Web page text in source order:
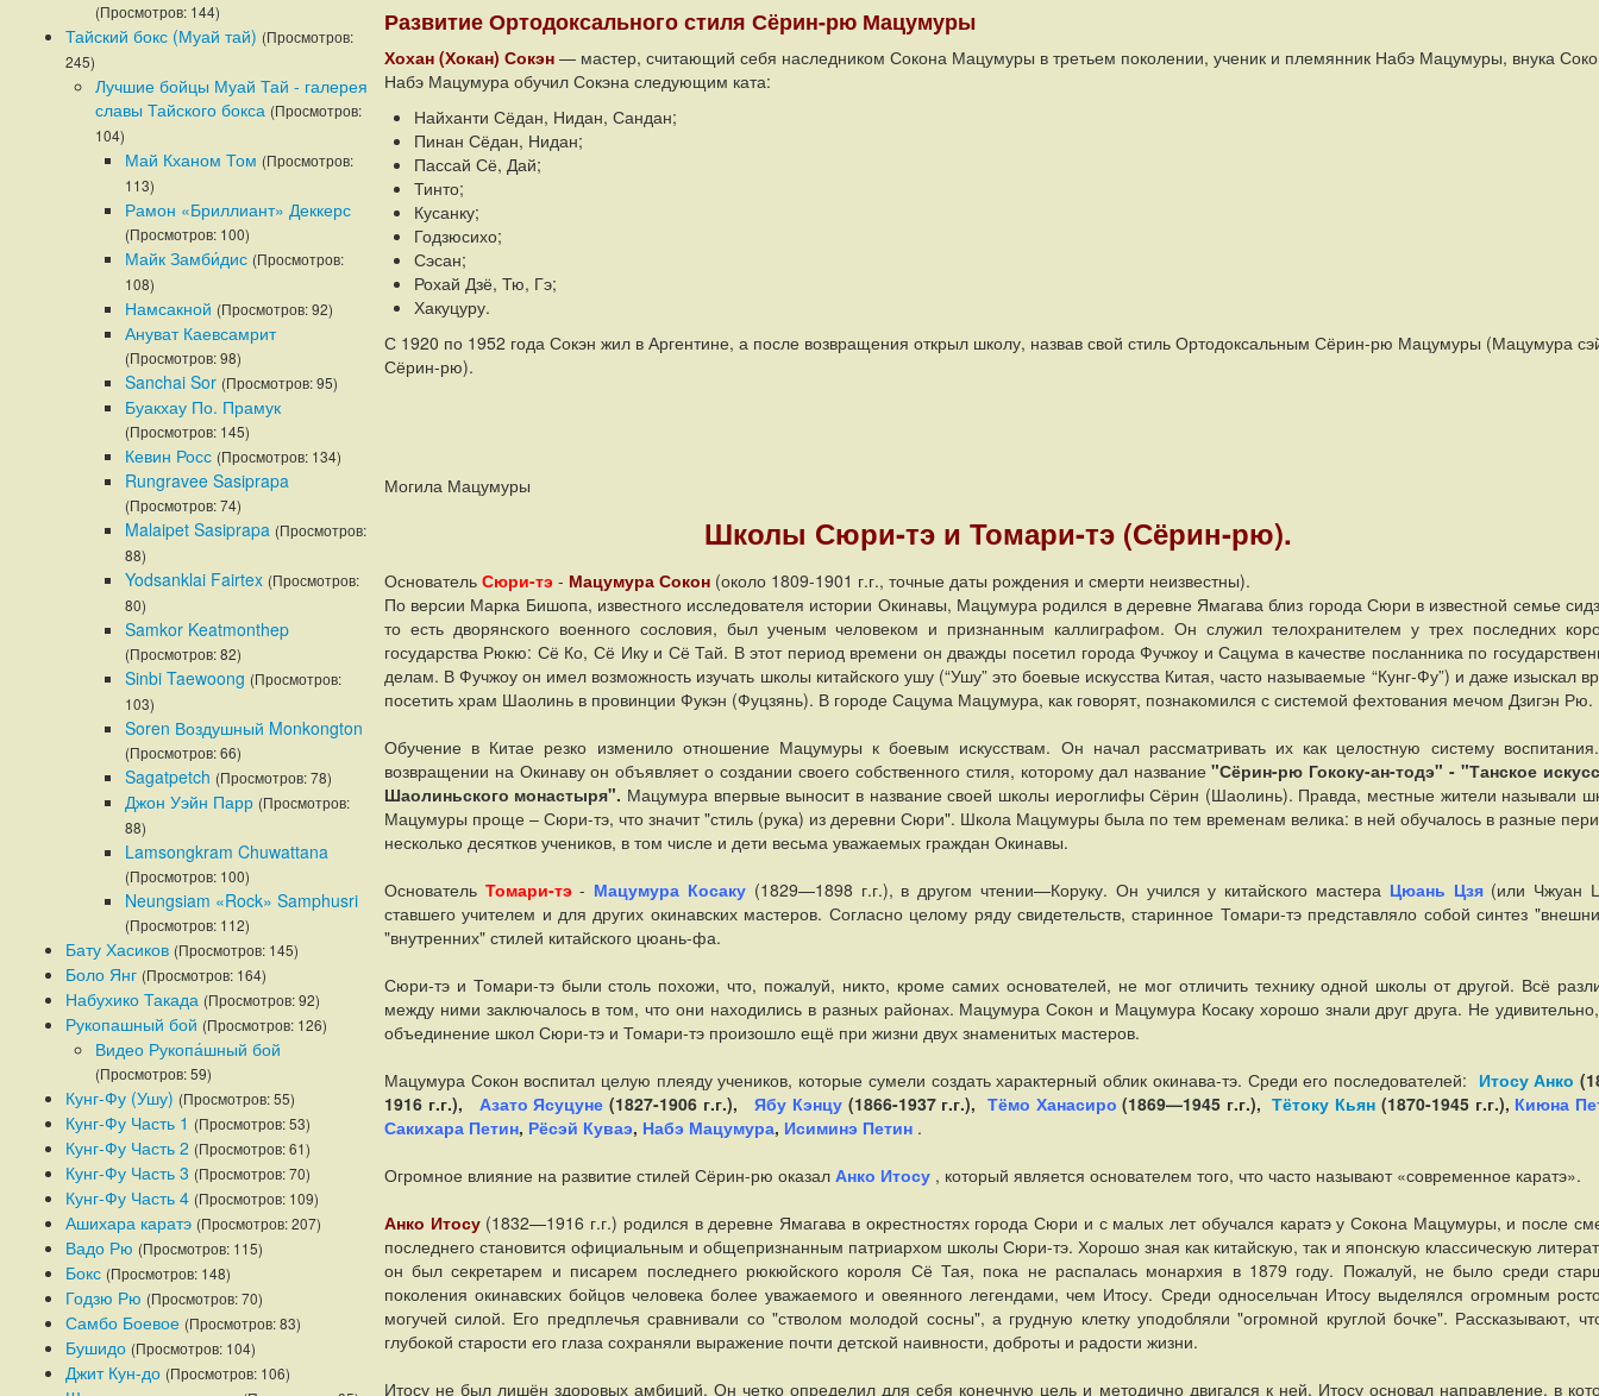
(Просмотров: 144)
Тайский бокс (Муай тай) (Просмотров:
245)
Лучшие бойцы Муай Тай - галерея
славы Тайского бокса (Просмотров:
104)
Май Кханом Том (Просмотров:
113)
Рамон «Бриллиант» Деккерс
(Просмотров: 100)
Майк Замби́дис (Просмотров:
108)
Намсакной (Просмотров: 92)
Ануват Каевсамрит
(Просмотров: 98)
Sanchai Sor (Просмотров: 95)
Буакхау По. Прамук
(Просмотров: 145)
Кевин Росс (Просмотров: 134)
Rungravee Sasiprapa
(Просмотров: 74)
Malaipet Sasiprapa (Просмотров:
88)
Yodsanklai Fairtex (Просмотров:
80)
Samkor Keatmonthep
(Просмотров: 82)
Sinbi Taewoong (Просмотров:
103)
Soren Воздушный Monkongton
(Просмотров: 66)
Sagatpetch (Просмотров: 78)
Джон Уэйн Парр (Просмотров:
88)
Lamsongkram Chuwattana
(Просмотров: 100)
Neungsiam «Rock» Samphusri
(Просмотров: 112)
Бату Хасиков (Просмотров: 145)
Боло Янг (Просмотров: 164)
Набухико Такада (Просмотров: 92)
Рукопашный бой (Просмотров: 126)
Видео Рукопа́шный бой
(Просмотров: 59)
Кунг-Фу (Ушу) (Просмотров: 55)
Кунг-Фу Часть 1 (Просмотров: 53)
Кунг-Фу Часть 2 (Просмотров: 61)
Кунг-Фу Часть 3 (Просмотров: 70)
Кунг-Фу Часть 4 (Просмотров: 109)
Ашихара каратэ (Просмотров: 207)
Вадо Рю (Просмотров: 115)
Бокс (Просмотров: 148)
Годзю Рю (Просмотров: 70)
Самбо Боевое (Просмотров: 83)
Бушидо (Просмотров: 104)
Джит Кун-до (Просмотров: 106)
Развитие Ортодоксального стиля Сёрин-рю Мацумуры
Хохан (Хокан) Сокэн— мастер, считающий себя наследником Сокона Мацумуры в третьем поколении, ученик и племянник Набэ Мацумуры, внука
Набэ Мацумура обучил Сокэна следующим ката:
Найханти Сёдан, Нидан, Сандан;
Пинан Сёдан, Нидан;
Пассай Сё, Дай;
Тинто;
Кусанку;
Годзюсихо;
Сэсан;
Рохай Дзё, Тю, Гэ;
Хакуцуру.
С 1920 по 1952 года Сокэн жил в Аргентине, а после возвращения открыл школу, назвав свой стиль Ортодоксальным Сёрин-рю Мацумуры (Мацумура
Сёрин-рю).
Могила Мацумуры
Школы Сюри-тэ и Томари-тэ (Сёрин-рю).
Основатель Сюри-тэ - Мацумура Сокон(около 1809-1901 г.г., точные даты рождения и смерти неизвестны).
По версии Марка Бишопа, известного исследователя истории Окинавы, Мацумура родился в деревне Ямагава близ города Сюри в известной семье
то есть дворянского военного сословия, был ученым человеком и признанным каллиграфом. Он служил телохранителем у трех последних
государства Рюкю: Сё Ко, Сё Ику и Сё Тай. В этот период времени он дважды посетил города Фучжоу и Сацума в качестве посланника по
делам. В Фучжоу он имел возможность изучать школы китайского ушу (“Ушу” это боевые искусства Китая, часто называемые “Кунг-Фу”) и даже изыскал
посетить храм Шаолинь в провинции Фукэн (Фуцзянь). В городе Сацума Мацумура, как говорят, познакомился с системой фехтования мечом Дзигэн Рю.
Обучение в Китае резко изменило отношение Мацумуры к боевым искусствам. Он начал рассматривать их как целостную систему
возвращении на Окинаву он объявляет о создании своего собственного стиля, которому дал название"Сёрин-рю Гококу-ан-тодэ" - "Танское
Шаолиньского монастыря". Мацумура впервые выносит в название своей школы иероглифы Сёрин (Шаолинь). Правда, местные жители называли
Мацумуры проще – Сюри-тэ, что значит "стиль (рука) из деревни Сюри". Школа Мацумуры была по тем временам велика: в ней обучалось в разные
несколько десятков учеников, в том числе и дети весьма уважаемых граждан Окинавы.
Основатель Томари-тэ - Мацумура Косаку (1829—1898 г.г.), в другом чтении—Коруку. Он учился у китайского мастера Цюань Цзя(или Чжуан
ставшего учителем и для других окинавских мастеров. Согласно целому ряду свидетельств, старинное Томари-тэ представляло собой синтез
"внутренних" стилей китайского цюань-фа.
Сюри-тэ и Томари-тэ были столь похожи, что, пожалуй, никто, кроме самих основателей, не мог отличить технику одной школы от другой. Всё
между ними заключалось в том, что они находились в разных районах. Мацумура Сокон и Мацумура Косаку хорошо знали друг друга. Не
объединение школ Сюри-тэ и Томари-тэ произошло ещё при жизни двух знаменитых мастеров.
Мацумура Сокон воспитал целую плеяду учеников, которые сумели создать характерный облик окинава-тэ. Среди его последователей: Итосу Анко
1916 г.г.),
Азато Ясуцуне (1827-1906 г.г.), Ябу Кэнцу(1866-1937 г.г.), Тёмо Ханасиро (1869—1945 г.г.), Тётоку Кьян (1870-1945 г.г.), Киюна
Сакихара Петин, Рёсэй Куваэ, Набэ Мацумура, Исиминэ Петин.
Огромное влияние на развитие стилей Сёрин-рю оказал Анко Итосу, который является основателем того, что часто называют «современное каратэ».
Анко Итосу(1832—1916 г.г.) родился в деревне Ямагава в окрестностях города Сюри и с малых лет обучался каратэ у Сокона Мацумуры, и после
последнего становится официальным и общепризнанным патриархом школы Сюри-тэ. Хорошо зная как китайскую, так и японскую классическую
он был секретарем и писарем последнего рюкюйского короля Сё Тая, пока не распалась монархия в 1879 году. Пожалуй, не было среди
поколения окинавских бойцов человека более уважаемого и овеянного легендами, чем Итосу. Среди односельчан Итосу выделялся огромным
могучей силой. Его предплечья сравнивали со "стволом молодой сосны", а грудную клетку уподобляли "огромной круглой бочке". Рассказывают,
глубокой старости его глаза сохраняли выражение почти детской наивности, доброты и радости жизни.
Итосу не был лишён здоровых амбиций. Он четко определил для себя конечную цель и методично двигался к ней. Итосу основал направление, в